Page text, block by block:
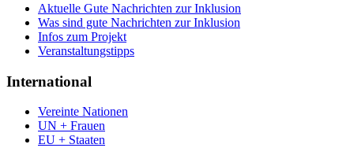
Aktuelle Gute Nachrichten zur Inklusion
Was sind gute Nachrichten zur Inklusion
Infos zum Projekt
Veranstaltungstipps
International
Vereinte Nationen
UN + Frauen
EU + Staaten